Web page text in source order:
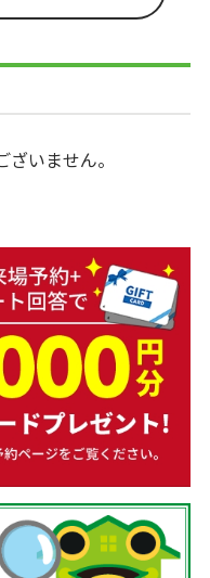
いません。